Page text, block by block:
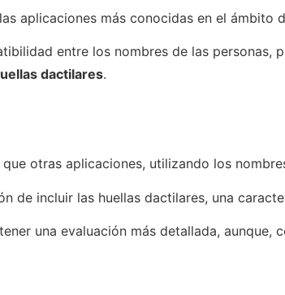
aplicaciones más conocidas en el ámbito
entre los nombres de las personas,
dactilares.
otras aplicaciones, utilizando los
de incluir las huellas dactilares, una
una evaluación más detallada, aunque,